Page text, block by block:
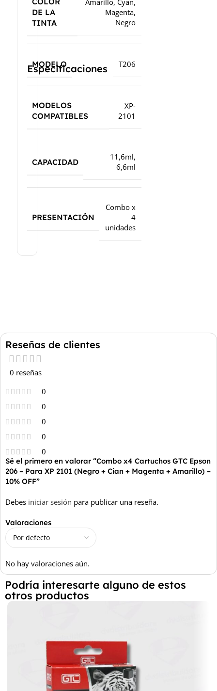
Especificaciones
DE LA
TINTA
Amarillo, Cyan,
Magenta,
Negro
MODELO T206
MODELOS
COMPATIBLES
XP-
2101
CAPACIDAD
11,6ml,
6,6ml
PRESENTACIÓN
Combo x
4
unidades
Reseñas de clientes
0 reseñas
0
0
0
0
0
Valoraciones
No hay valoraciones aún.
Sé el primero en valorar “Combo x4 Cartuchos GTC Epson
206 – Para XP 2101 (Negro + Cian + Magenta + Amarillo) –
10% OFF”
Debes iniciar sesión para publicar una reseña.
Podría interesarte alguno de estos
otros productos